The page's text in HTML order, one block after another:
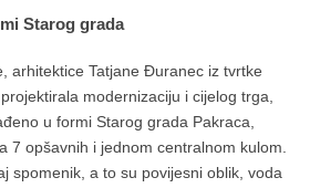
Starog grada
arhitektice Tatjane Đuranec iz tvrtke
modernizaciju i cijelog trga,
u formi Starog grada Pakraca,
7 opšavnih i jednom centralnom kulom.
spomenik, a to su povijesni oblik, voda